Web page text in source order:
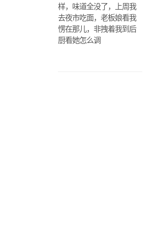
样，味道全没了，上周我
去夜市吃面，老板娘看我
愣在那儿，非拽着我到后
厨看她怎么调